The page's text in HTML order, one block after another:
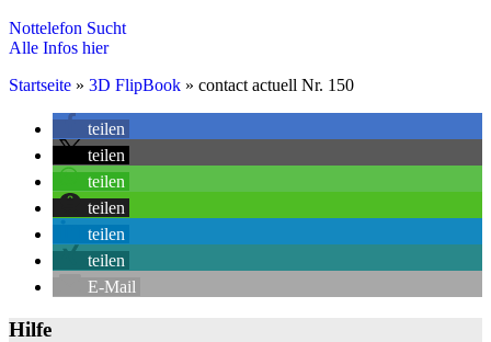
Nottelefon Sucht
Alle Infos hier
Startseite » 3D FlipBook » contact actuell Nr. 150
teilen
teilen
teilen
teilen
teilen
teilen
E-Mail
Hilfe